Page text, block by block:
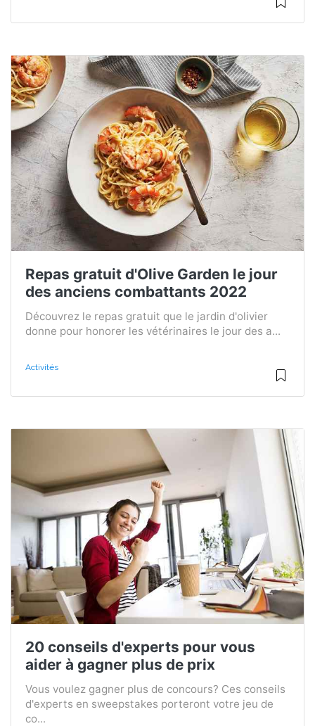
Repas gratuit d'Olive Garden le jour
des anciens combattants 2022
Découvrez le repas gratuit que le jardin d'olivier
donne pour honorer les vétérinaires le jour des a...
Activités
20 conseils d'experts pour vous
aider à gagner plus de prix
Vous voulez gagner plus de concours? Ces conseils
d'experts en sweepstakes porteront votre jeu de
co...